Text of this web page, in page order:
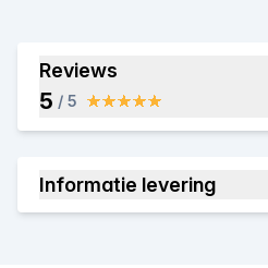
Reviews
5 / 5
Informatie levering